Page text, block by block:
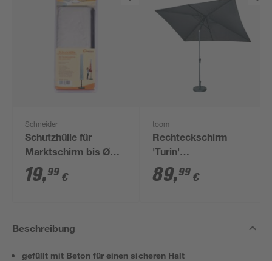
Schneider
Schutzhülle für
Marktschirm bis Ø
250 cm
19,99 €
toom
Rechteckschirm
'Turin'
drehbar/knickbar 200
x 300 cm
89,99 €
Beschreibung
gefüllt mit Beton für einen sicheren Halt